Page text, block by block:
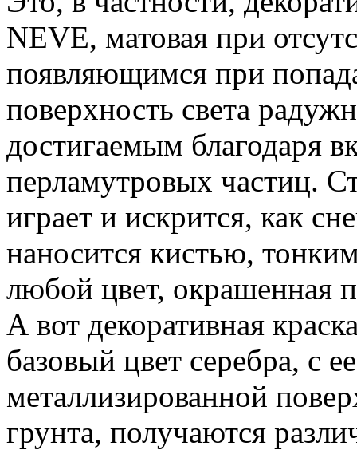
NEVE, матовая при
появляющимся при
поверхность света
достигаемым благодаря
перламутровых частиц.
играет и искрится, как
наносится кистью,
любой цвет, окрашенная
А вот декоративная
базовый цвет серебра, с
металлизированной
грунта, получаются